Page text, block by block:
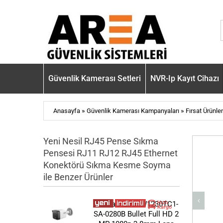
Güvenlik Kamerası Setleri NVR-Ip Kayıt Cihazı
Anasayfa » Güvenlik Kamerası Kampanyaları » Fırsat
Yeni Nesil RJ45 Pense Sıkma
Pensesi RJ11 RJ12 RJ45 Ethernet
Konektörü Sıkma Kesme Soyma
ile Benzer Ürünler
Dahua IPC-HFW1230TC1-
SA-0280B Bullet Full HD 2